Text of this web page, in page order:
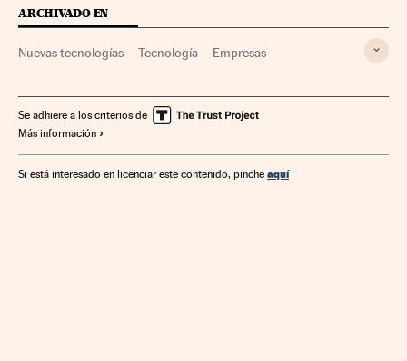
ARCHIVADO EN
Nuevas tecnologías Tecnología Empresas
Comunicaciones
Se adhiere a los criterios de
Más información
Si está interesado en licenciar este contenido, pinche aquí